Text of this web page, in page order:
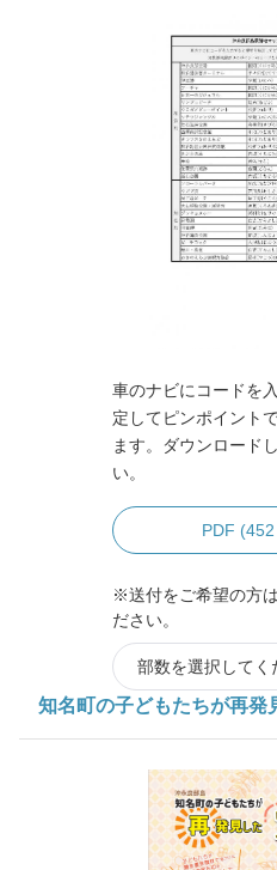
車のナビにコードを
定してピンポイント
ます。ダウンロード
い。
PDF (452
※送付をご希望の方
ださい。
知名町の子どもたちが再発